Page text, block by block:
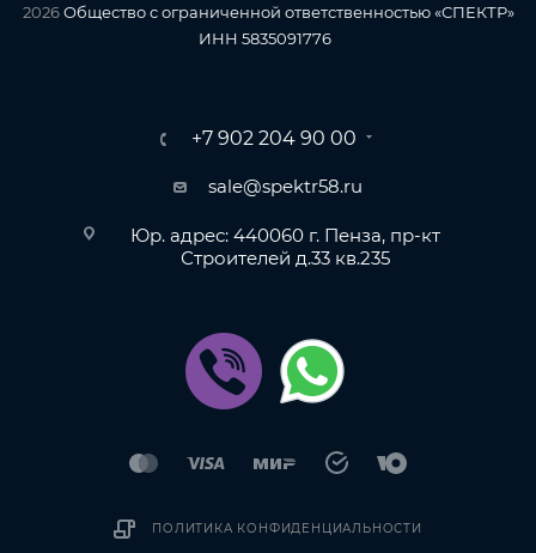
2026Общество с ограниченной ответственностью «СПЕКТР»
ИНН 5835091776
+7 902 204 90 00
sale@spektr58.ru
Юр. адрес: 440060 г. Пенза, пр-кт
Строителей д.33 кв.235
ПОЛИТИКА КОНФИДЕНЦИАЛЬНОСТИ